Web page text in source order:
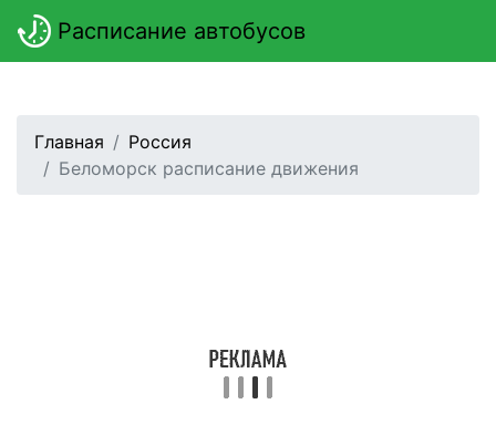
Расписание автобусов
Главная
Россия
Беломорск расписание движения